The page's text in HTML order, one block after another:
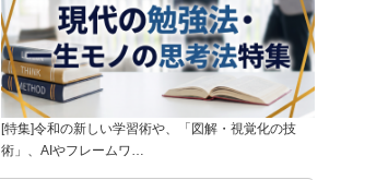
[特集]令和の新しい学習術や、「図解・視覚化の技
術」、AIやフレームワ…